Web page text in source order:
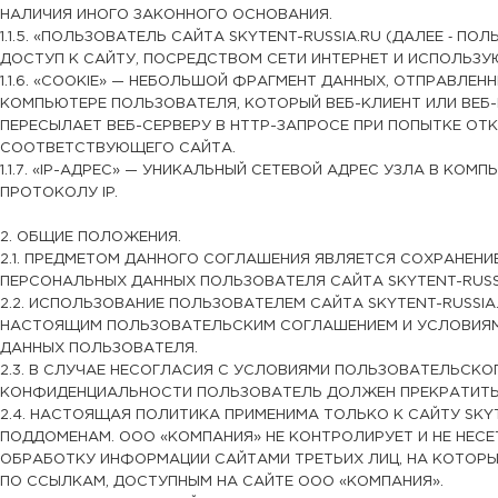
НАЛИЧИЯ ИНОГО ЗАКОННОГО ОСНОВАНИЯ.
1.1.5. «ПОЛЬЗОВАТЕЛЬ САЙТА SKYTENT-RUSSIA.RU (ДАЛЕЕ ‑
ДОСТУП К САЙТУ, ПОСРЕДСТВОМ СЕТИ ИНТЕРНЕТ И
1.1.6. «COOKIE» — НЕБОЛЬШОЙ ФРАГМЕНТ ДАННЫХ,
КОМПЬЮТЕРЕ ПОЛЬЗОВАТЕЛЯ, КОТОРЫЙ ВЕБ-КЛИЕНТ ИЛИ
ПЕРЕСЫЛАЕТ ВЕБ-СЕРВЕРУ В HTTP-ЗАПРОСЕ ПРИ ПОПЫТКЕ
СООТВЕТСТВУЮЩЕГО САЙТА.
1.1.7. «IP-АДРЕС» — УНИКАЛЬНЫЙ СЕТЕВОЙ АДРЕС УЗЛА В
ПРОТОКОЛУ IP.
2. ОБЩИЕ ПОЛОЖЕНИЯ.
2.1. ПРЕДМЕТОМ ДАННОГО СОГЛАШЕНИЯ ЯВЛЯЕТСЯ
ПЕРСОНАЛЬНЫХ ДАННЫХ ПОЛЬЗОВАТЕЛЯ САЙТА SKYTENT-
2.2. ИСПОЛЬЗОВАНИЕ ПОЛЬЗОВАТЕЛЕМ САЙТА SKYTENT-
НАСТОЯЩИМ ПОЛЬЗОВАТЕЛЬСКИМ СОГЛАШЕНИЕМ И
ДАННЫХ ПОЛЬЗОВАТЕЛЯ.
2.3. В СЛУЧАЕ НЕСОГЛАСИЯ С УСЛОВИЯМИ
КОНФИДЕНЦИАЛЬНОСТИ ПОЛЬЗОВАТЕЛЬ ДОЛЖЕН
2.4. НАСТОЯЩАЯ ПОЛИТИКА ПРИМЕНИМА ТОЛЬКО К САЙТУ
ПОДДОМЕНАМ. ООО «КОМПАНИЯ» НЕ КОНТРОЛИРУЕТ И НЕ
ОБРАБОТКУ ИНФОРМАЦИИ САЙТАМИ ТРЕТЬИХ ЛИЦ, НА
ПО ССЫЛКАМ, ДОСТУПНЫМ НА САЙТЕ ООО «КОМПАНИЯ».